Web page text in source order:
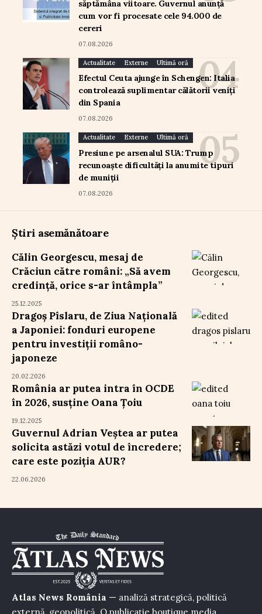
săptămâna viitoare. Guvernul anunță
cum vor fi procesate cele 94.000 de
cereri
07.08.2026
Actualitate Externe Ultimă oră
Efectul Ceuta ajunge în Schengen: Italia
controlează suplimentar călătorii veniți
din Spania
07.08.2026
Actualitate Externe Ultimă oră
Presiune pe arsenalul SUA: Trump
recunoaște dificultăți la anumite tipuri
de muniții
07.08.2026
Știri asemănătoare
Călin Georgescu, mesaj de
Crăciun către români: „Să avem
credință, orice s-ar întâmpla”
25.12.2025
Dragoș Pîslaru, de Ziua Națională
a Japoniei: fonduri europene
pentru investiții româno-
japoneze
20.02.2026
România ar putea intra în OCDE
în 2026, susține Oana Țoiu
19.12.2025
Guvernul Adrian Veștea ar putea
solicita astăzi votul de încredere;
care este poziția AUR?
22.06.2026
Atlas News România — analiză strategică, politică